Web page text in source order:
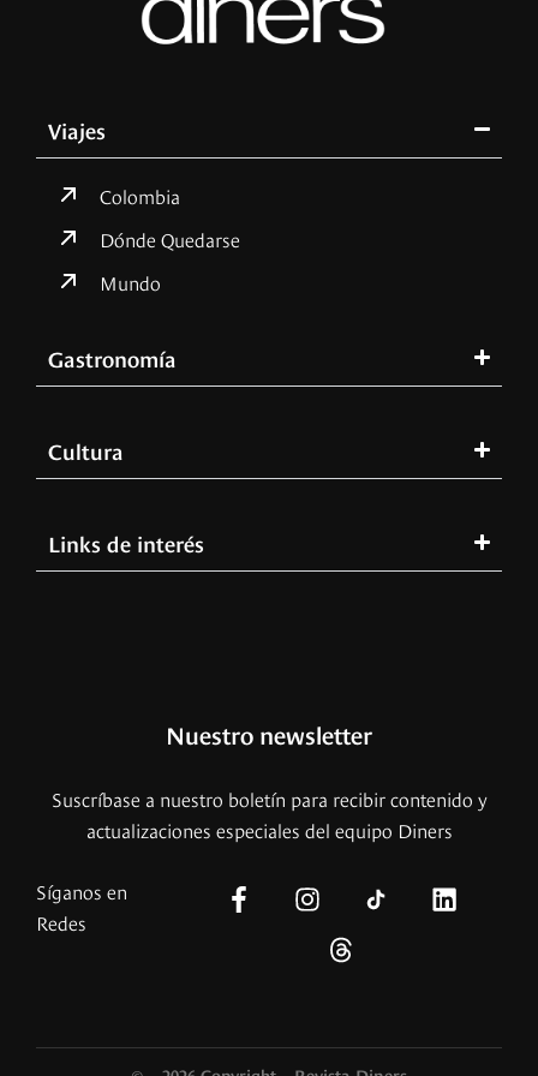
Viajes
Colombia
Dónde Quedarse
Mundo
Gastronomía
Cultura
Links de interés
Nuestro newsletter
Suscríbase a nuestro boletín para recibir contenido y
actualizaciones especiales del equipo Diners
Síganos en
Redes